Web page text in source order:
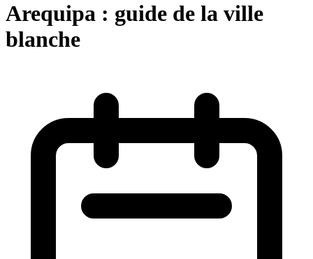
Arequipa : guide de la ville
blanche